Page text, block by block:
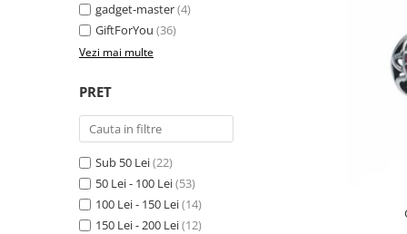
gadget-master(4)
GiftForYou (36)
Vezi mai multe
PRET
Sub 50 Lei(22)
50 Lei - 100 Lei(53)
100 Lei - 150 Lei(14)
150 Lei - 200 Lei(12)